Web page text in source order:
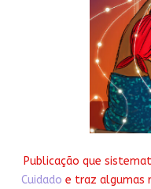
Publicação que
Cuidado e traz algumas